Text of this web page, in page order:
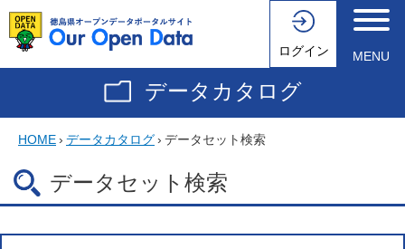
ログイン MENU
データカタログ
HOME› データカタログ› データセット検索
データセット検索